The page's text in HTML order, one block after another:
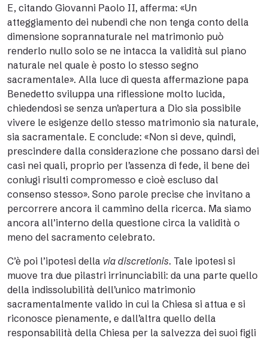
E, citando Giovanni Paolo II, afferma: «Un
atteggiamento dei nubendi che non tenga conto della
dimensione soprannaturale nel matrimonio può
renderlo nullo solo se ne intacca la validità sul piano
naturale nel quale è posto lo stesso segno
sacramentale». Alla luce di questa affermazione papa
Benedetto sviluppa una riflessione molto lucida,
chiedendosi se senza un’apertura a Dio sia possibile
vivere le esigenze dello stesso matrimonio sia naturale,
sia sacramentale. E conclude: «Non si deve, quindi,
prescindere dalla considerazione che possano darsi dei
casi nei quali, proprio per l’assenza di fede, il bene dei
coniugi risulti compromesso e cioè escluso dal
consenso stesso». Sono parole precise che invitano a
percorrere ancora il cammino della ricerca. Ma siamo
ancora all’interno della questione circa la validità o
meno del sacramento celebrato.
C’è poi l’ipotesi della via discretionis. Tale ipotesi si
muove tra due pilastri irrinunciabili: da una parte quello
della indissolubilità dell’unico matrimonio
sacramentalmente valido in cui la Chiesa si attua e si
riconosce pienamente, e dall’altra quello della
responsabilità della Chiesa per la salvezza dei suoi figli